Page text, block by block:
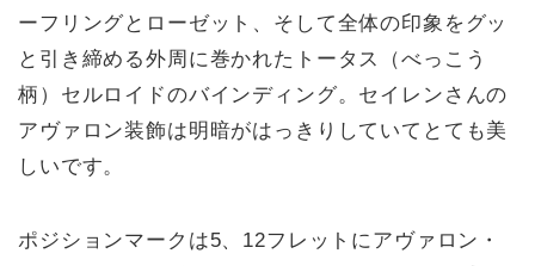
ーフリングとローゼット、そして全体の印象をグッ
と引き締める外周に巻かれたトータス（べっこう
柄）セルロイドのバインディング。セイレンさんの
アヴァロン装飾は明暗がはっきりしていてとても美
しいです。
ポジションマークは5、12フレットにアヴァロン・